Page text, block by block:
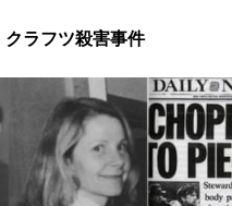
ラフツ殺害事件